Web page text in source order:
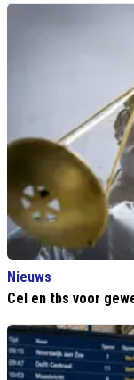
Nieuws
Cel en tbs voor